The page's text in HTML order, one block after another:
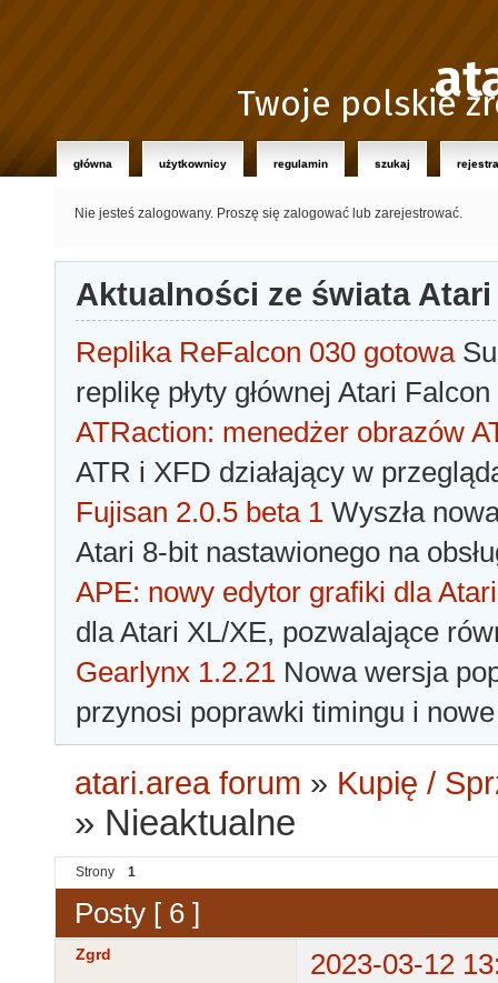
Twoje polskie
główna użytkownicy regulamin szukaj
Nie jesteś zalogowany. Proszę się zalogować lub zarejestrować.
Aktualności ze świata Atari
Replika ReFalcon 030 gotowa
replikę płyty głównej Atari
ATRaction: menedżer obrazów
ATR i XFD działający w
Fujisan 2.0.5 beta 1 Wyszła
Atari 8-bit nastawionego na
APE: nowy edytor grafiki dla Atari
dla Atari XL/XE, pozwalające
Gearlynx 1.2.21 Nowa wersja
przynosi poprawki timingu i
atari.area forum » Kupię /
» Nieaktualne
Strony 1
Posty [ 6 ]
Zgrd
2023-03-12